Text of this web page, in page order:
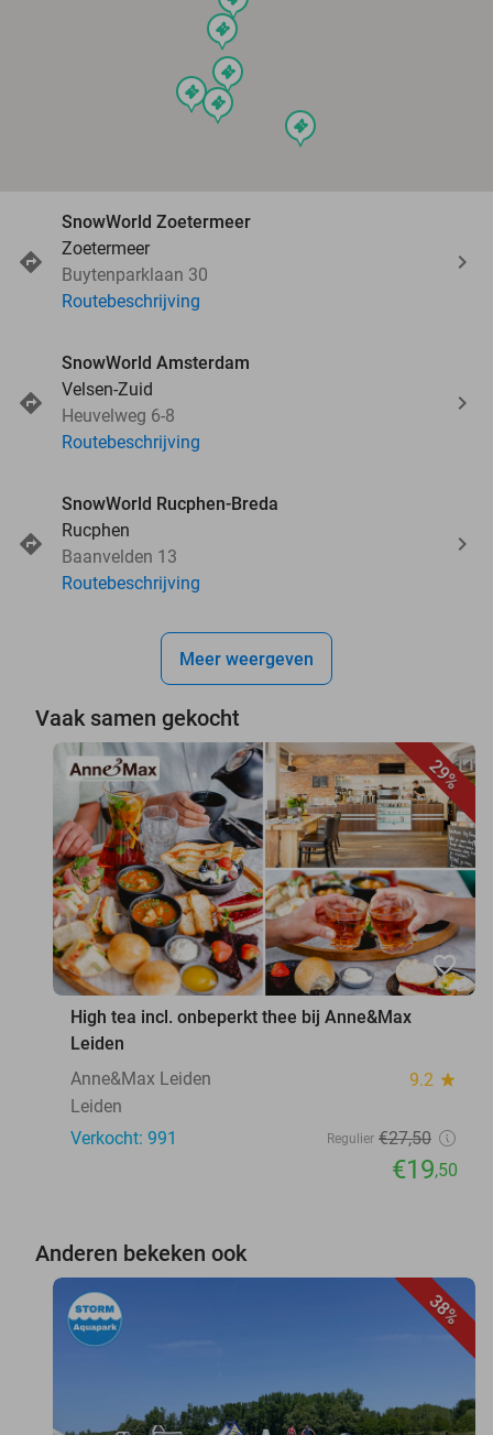
events
events
events
events
events
SnowWorld Zoetermeer
Zoetermeer
Buytenparklaan 30
Routebeschrijving
SnowWorld Amsterdam
Velsen-Zuid
Heuvelweg 6-8
Routebeschrijving
SnowWorld Rucphen-Breda
Rucphen
Baanvelden 13
Routebeschrijving
Meer weergeven
Vaak samen gekocht
29%
favorite_border
High tea incl. onbeperkt thee bij Anne&Max
Leiden
Anne&Max Leiden
9.2 star
Leiden
Verkocht: 991
Regulier €27,50
€19,50
Anderen bekeken ook
38%